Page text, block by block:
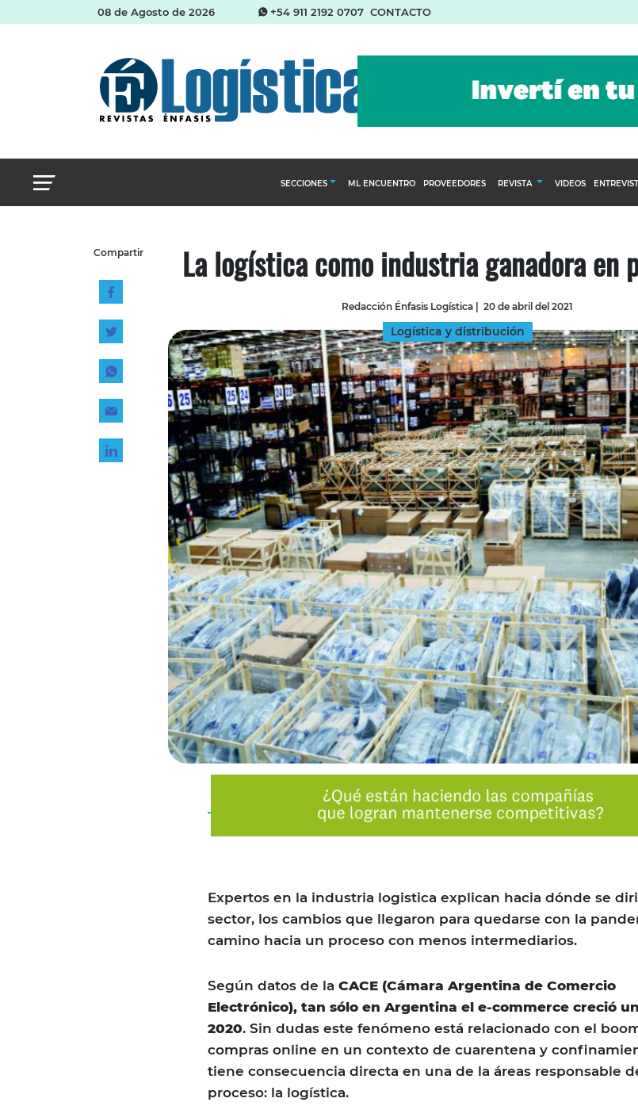
08 de Agosto de 2026 +54 911 2192 0707 CONTACTO
SECCIONES
Almacenes e inventarios
Logística y distribución
Management
Tecnología
Transporte
ML ENCUENTRO PROVEEDORES REVISTA
INGRESAR
SUSCRÍBASE
VIDEOS
Compartir La logística como industria ganadora en
Redacción Énfasis Logística 20 de abril del 2021
Logística y distribución
Expertos en la industria logistica explican hacia dónde se
sector, los cambios que llegaron para quedarse con la
camino hacia un proceso con menos intermediarios.
Según datos de la CACE (Cámara Argentina de Comercio
Electrónico), tan sólo en Argentina el e-commerce creció un
2020. Sin dudas este fenómeno está relacionado con el
compras online en un contexto de cuarentena y
tiene consecuencia directa en una de la áreas responsable
proceso: la logística.